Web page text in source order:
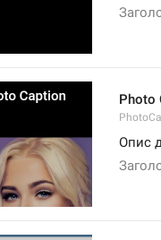
Photo
Опис